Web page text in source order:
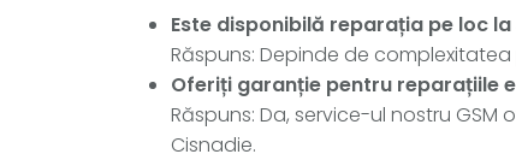
Este disponibilă reparația pe loc la
Răspuns: Depinde de
Oferiți garanție pentru reparațiile
Răspuns: Da, service-ul nostru
Cisnadie.